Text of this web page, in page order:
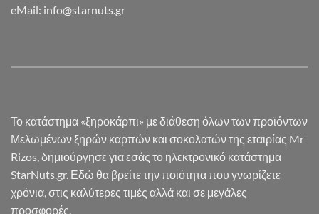
eMail: info@starnuts.gr
Το κατάστημα «ξηροκάρπι» με διάθεση όλων των προϊόντων
Μελωμένων ξηρών καρπών και σοκολατών της εταιρίας Mr
Rizos, δημιούργησε για εσάς το ηλεκτρονικό κατάστημα
StarNuts.gr. Εδώ θα βρείτε την ποιότητα που γνωρίζετε
χρόνια, στις καλύτερες τιμές αλλά και σε μεγάλες
προσφορές.